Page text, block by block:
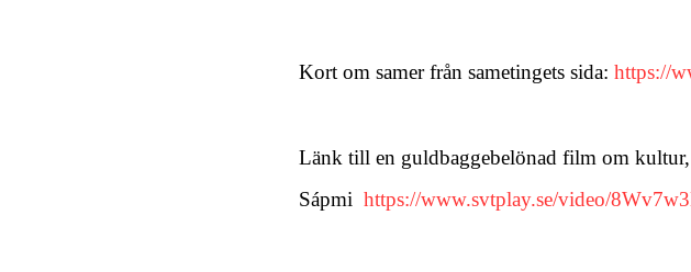
Kort om samer från sametingets sida: https://
Länk till en guldbaggebelönad film om
Sápmi https://www.svtplay.se/video/